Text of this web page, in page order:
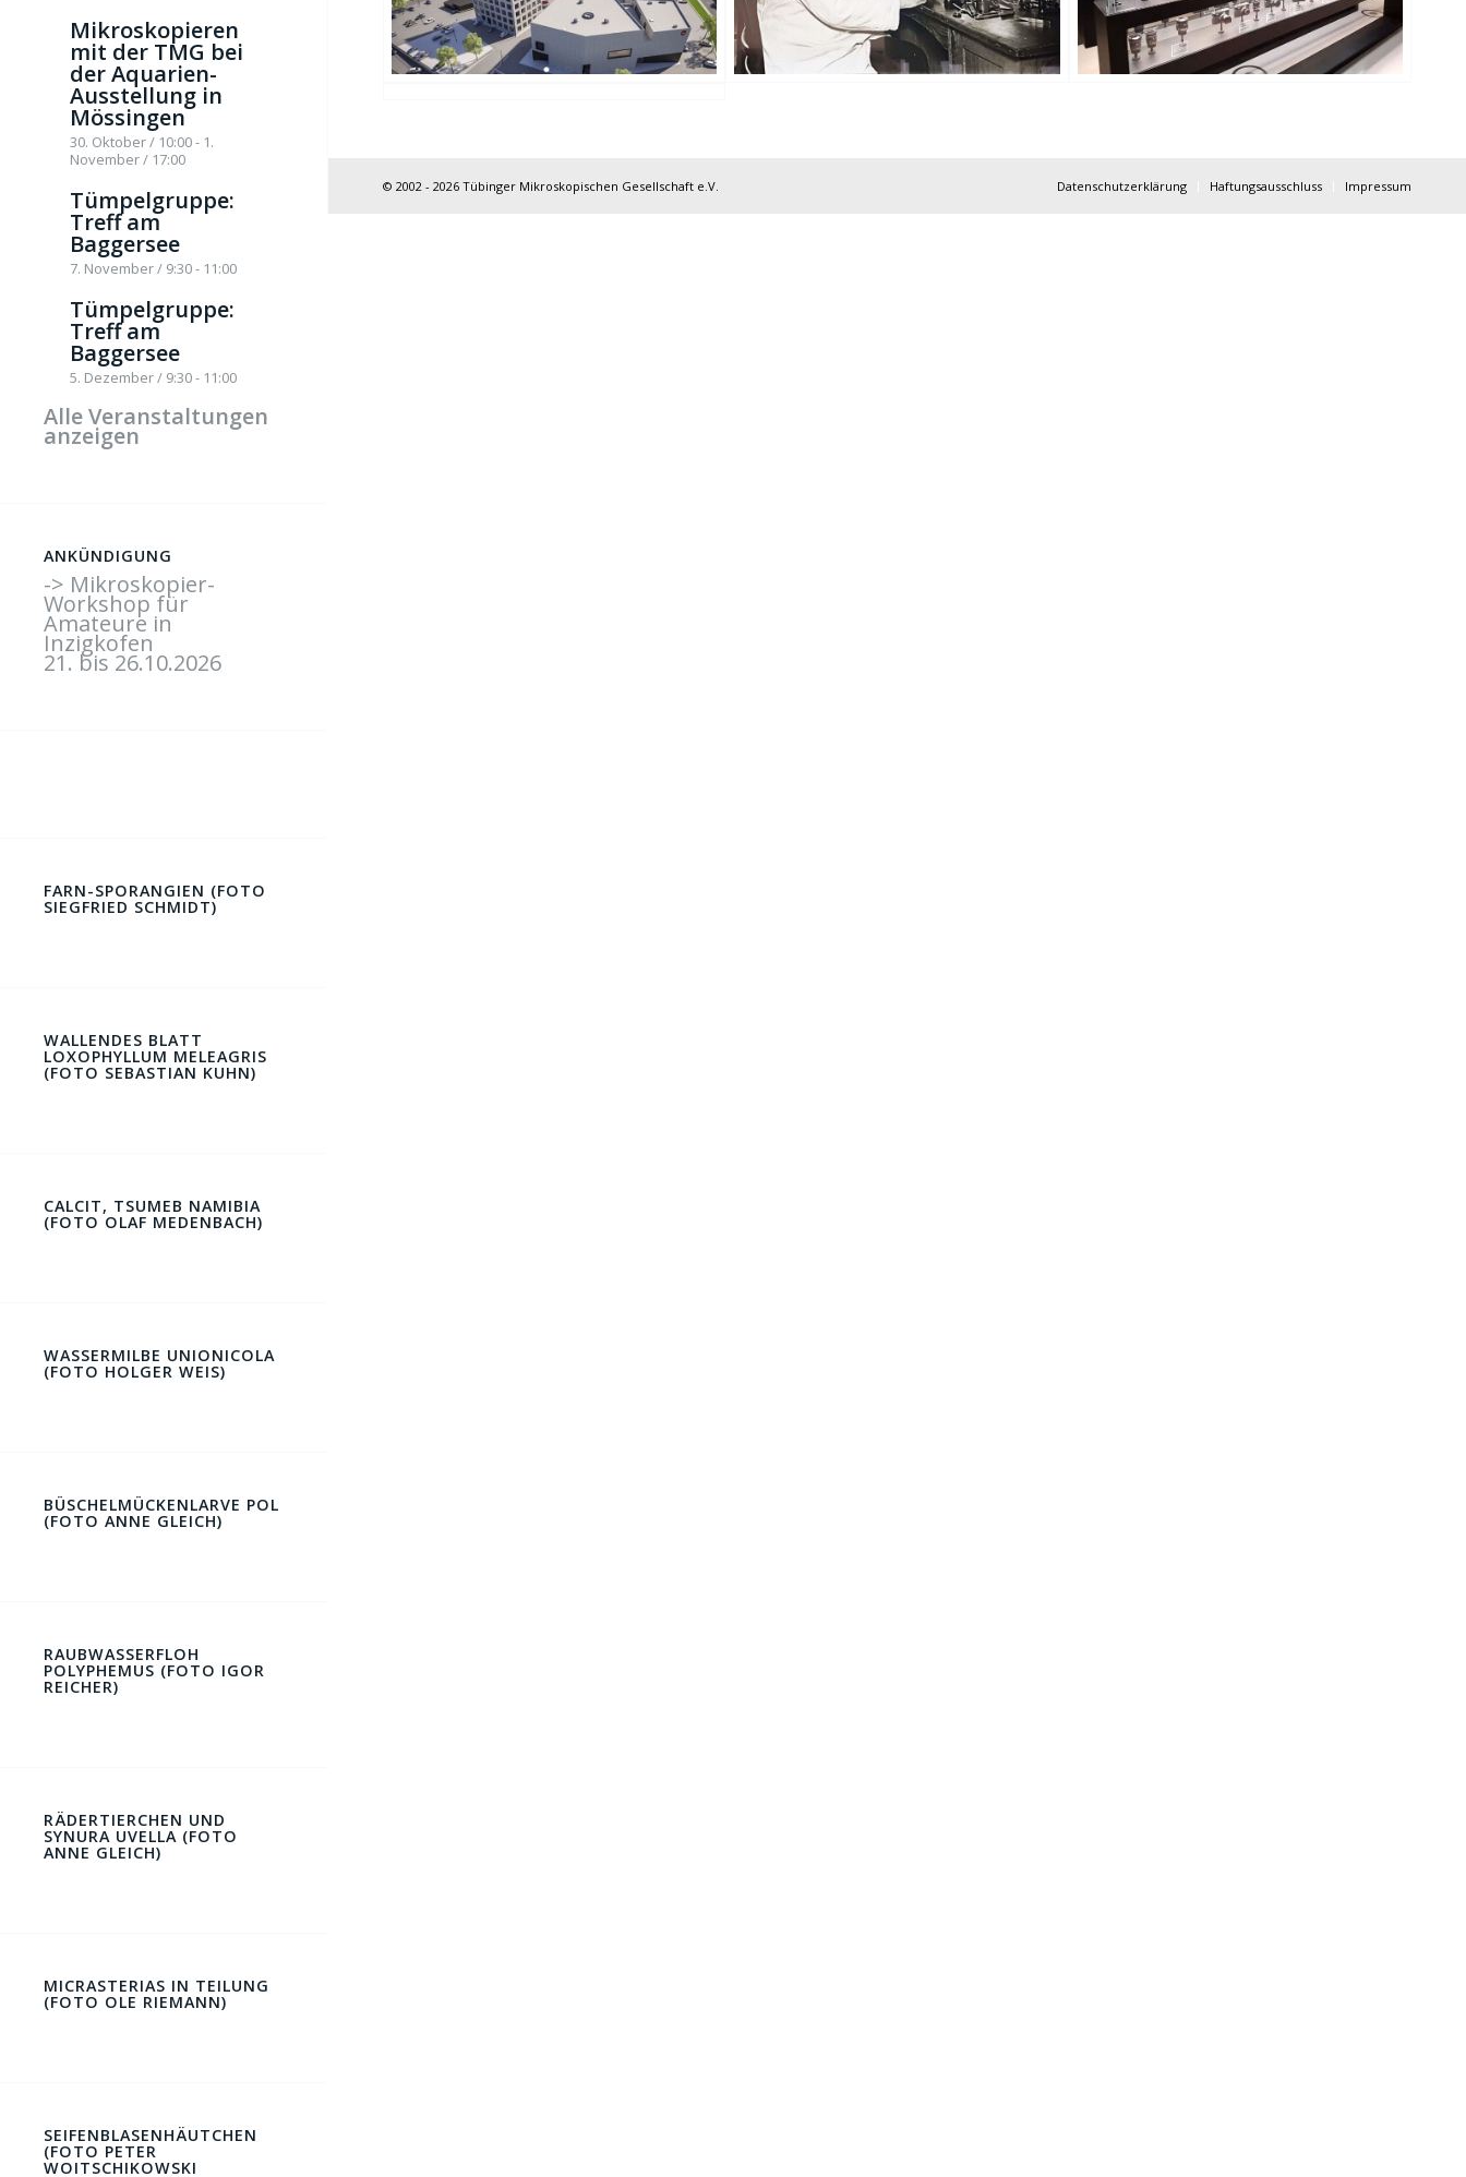
Mikroskopieren
mit der TMG bei
der Aquarien-
Ausstellung in
Mössingen
30. Oktober / 10:00- 1.
November / 17:00
Tümpelgruppe:
Treff am
Baggersee
7. November / 9:30- 11:00
Tümpelgruppe:
Treff am
Baggersee
5. Dezember / 9:30- 11:00
Alle Veranstaltungen
anzeigen
ANKÜNDIGUNG
-> Mikroskopier-
Workshop für
Amateure in
Inzigkofen
21. bis 26.10.2026
FARN-SPORANGIEN (FOTO
SIEGFRIED SCHMIDT)
WALLENDES BLATT
LOXOPHYLLUM MELEAGRIS
(FOTO SEBASTIAN KUHN)
CALCIT, TSUMEB NAMIBIA
(FOTO OLAF MEDENBACH)
WASSERMILBE UNIONICOLA
(FOTO HOLGER WEIS)
BÜSCHELMÜCKENLARVE POL
(FOTO ANNE GLEICH)
RAUBWASSERFLOH
POLYPHEMUS (FOTO IGOR
REICHER)
RÄDERTIERCHEN UND
SYNURA UVELLA (FOTO
ANNE GLEICH)
MICRASTERIAS IN TEILUNG
(FOTO OLE RIEMANN)
SEIFENBLASENHÄUTCHEN
(FOTO PETER
WOITSCHIKOWSKI
© 2002 - 2026 Tübinger Mikroskopischen Gesellschaft e.V. Datenschutzerklärung Haftungsausschluss Impressum